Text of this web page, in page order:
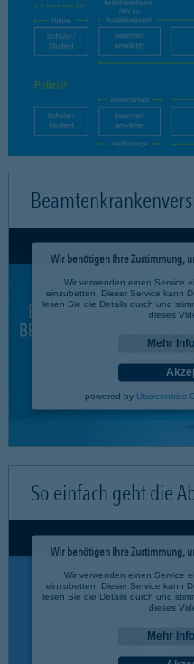
Wir benötigen Ihre Zustimmung,
Wir verwenden einen Service
einzubetten. Dieser Service kann
lesen Sie die Details durch und
dieses
Mehr
powered by Usercentrics
So einfach geht die
Wir benötigen Ihre Zustimmung,
Wir verwenden einen Service
einzubetten. Dieser Service kann
lesen Sie die Details durch und
dieses
Mehr